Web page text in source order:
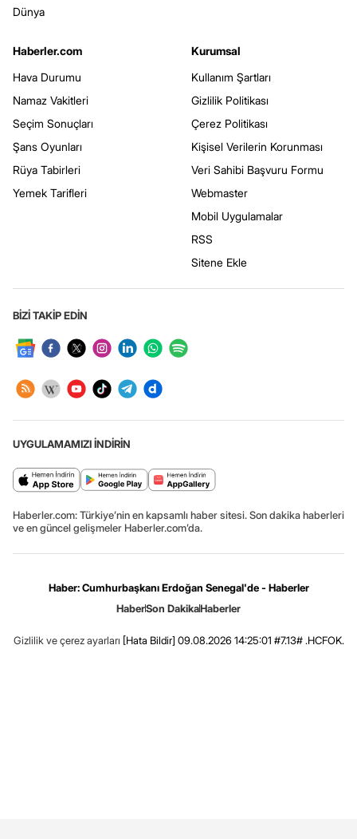
Dünya
Haberler.com
Hava Durumu
Namaz Vakitleri
Seçim Sonuçları
Şans Oyunları
Rüya Tabirleri
Yemek Tarifleri
Kurumsal
Kullanım Şartları
Gizlilik Politikası
Çerez Politikası
Kişisel Verilerin Korunması
Veri Sahibi Başvuru Formu
Webmaster
Mobil Uygulamalar
RSS
Sitene Ekle
BİZİ TAKİP EDİN
UYGULAMAMIZI İNDİRİN
Haberler.com: Türkiye’nin en kapsamlı haber sitesi. Son dakika haberleri
ve en güncel gelişmeler Haberler.com’da.
Haber: Cumhurbaşkanı Erdoğan Senegal'de - Haberler
HaberSon DakikaHaberler
Gizlilik ve çerez ayarları [Hata Bildir] 09.08.2026 14:25:01 #7.13# .HCFOK.